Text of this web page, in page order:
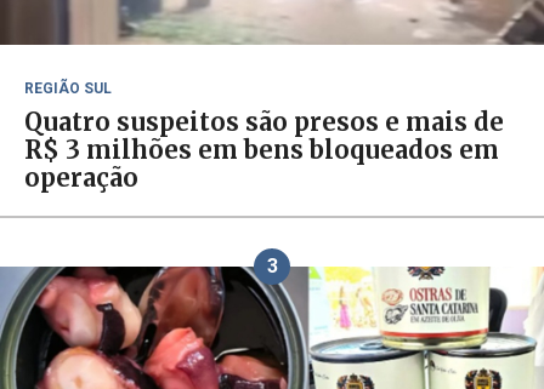
REGIÃO SUL
Quatro suspeitos são presos e mais de
R$ 3 milhões em bens bloqueados em
operação
3